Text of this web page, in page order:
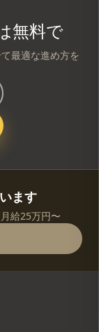
無料で
最適な進め方を
ます
給25万円〜